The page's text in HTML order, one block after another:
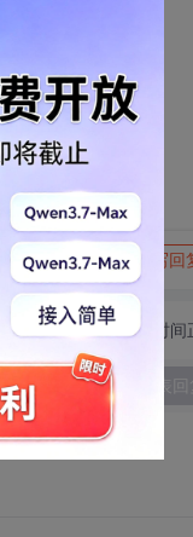
写回
切换为时间